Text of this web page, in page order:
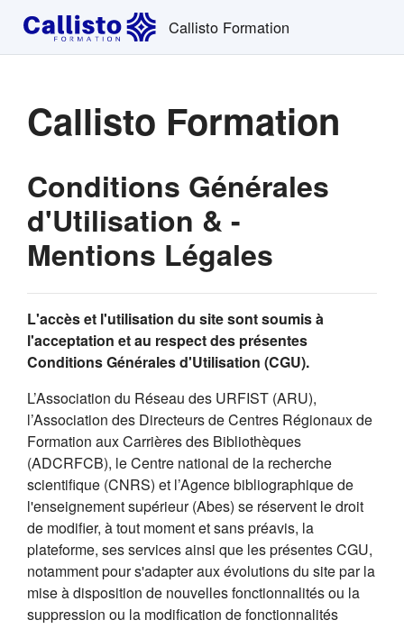
Passer au contenu principal
Callisto Formation
Callisto Formation
Conditions Générales
d'Utilisation & -
Mentions Légales
L'accès et l'utilisation du site sont soumis à
l'acceptation et au respect des présentes
Conditions Générales d'Utilisation (CGU).
L’Association du Réseau des URFIST (ARU),
l’Association des Directeurs de Centres Régionaux de
Formation aux Carrières des Bibliothèques
(ADCRFCB), le Centre national de la recherche
scientifique (CNRS) et l’Agence bibliographique de
l'enseignement supérieur (Abes) se réservent le droit
de modifier, à tout moment et sans préavis, la
plateforme, ses services ainsi que les présentes CGU,
notamment pour s'adapter aux évolutions du site par la
mise à disposition de nouvelles fonctionnalités ou la
suppression ou la modification de fonctionnalités